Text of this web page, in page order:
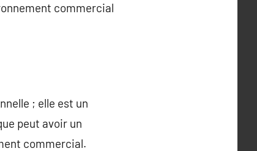
commercial
; elle est un
peut avoir un
commercial.